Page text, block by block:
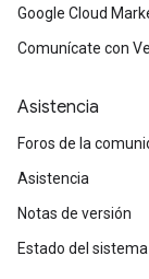
Google Cloud
Comunícate con
Asistencia
Foros de la
Asistencia
Notas de versión
Estado del sistema